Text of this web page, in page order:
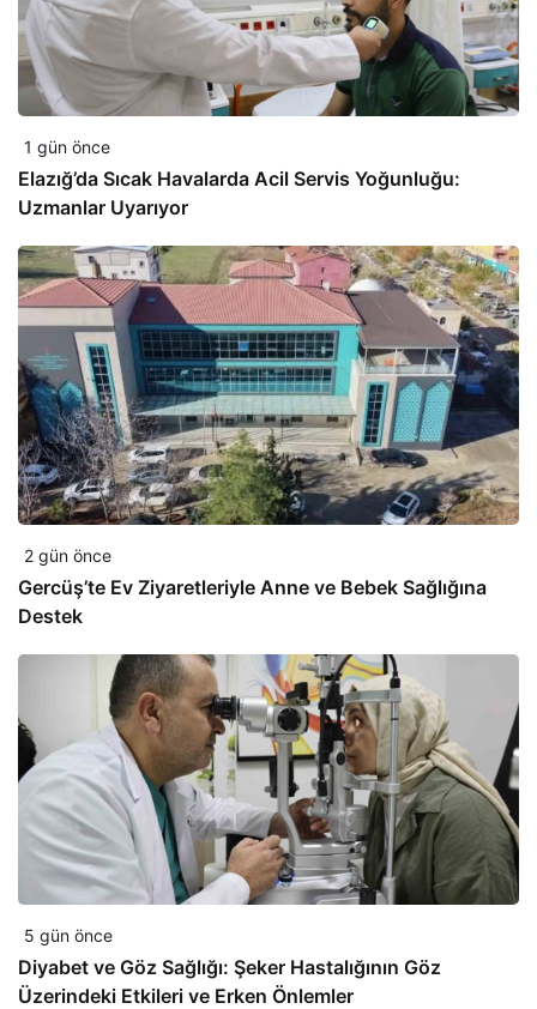
1 gün önce
Elazığ’da Sıcak Havalarda Acil Servis Yoğunluğu:
Uzmanlar Uyarıyor
2 gün önce
Gercüş’te Ev Ziyaretleriyle Anne ve Bebek Sağlığına
Destek
5 gün önce
Diyabet ve Göz Sağlığı: Şeker Hastalığının Göz
Üzerindeki Etkileri ve Erken Önlemler